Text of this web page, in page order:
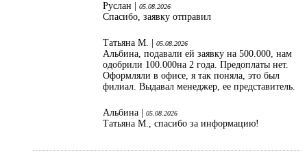
Руслан | 05.08.2026
Спасибо, заявку отправил
Татьяна М. | 05.08.2026
Альбина, подавали ей заявку на 500.000, нам
одобрили 100.000на 2 года. Предоплаты нет.
Оформляли в офисе, я так поняла, это был
филиал. Выдавал менеджер, ее представитель.
Альбина | 05.08.2026
Татьяна М., спасибо за информацию!